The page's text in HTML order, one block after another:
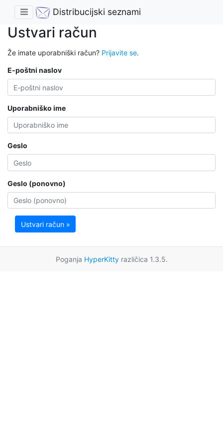
Distribucijski seznami
Ustvari račun
Že imate uporabniški račun? Prijavite se.
E-poštni naslov
Uporabniško ime
Geslo
Geslo (ponovno)
Ustvari račun »
Poganja HyperKittyrazličica 1.3.5.